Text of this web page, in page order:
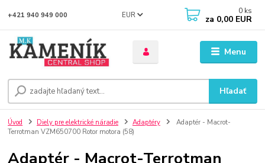
Menu
EUR
Hľadať
+421 940 949 000 0 ks
za 0,00 EUR
Úvod Diely pre elektrické náradie Adaptéry
Adaptér - Macrot-
Terrotman VZM650700 Rotor motora (58)
Adaptér - Macrot-Terrotman